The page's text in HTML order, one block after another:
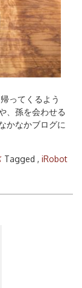
ってくるよう
、孫を会わせる
かなかブログに
Tagged , iRobot